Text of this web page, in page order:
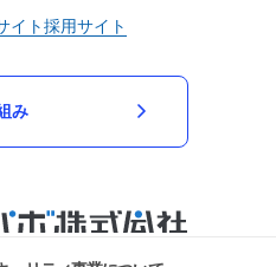
イト採用サイト
み